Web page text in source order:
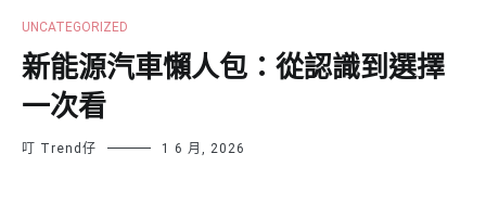
UNCATEGORIZED
新能源汽車懶人包：從認識到選擇
一次看
叮 Trend仔 1 6 月, 2026